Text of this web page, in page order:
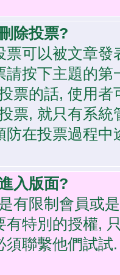
除投票?
票可以被文章
請按下主題的
票的話, 使用
票, 就只有系
防在投票過程
入版面?
有限制會員或
有特別的授權,
須聯繫他們試試.